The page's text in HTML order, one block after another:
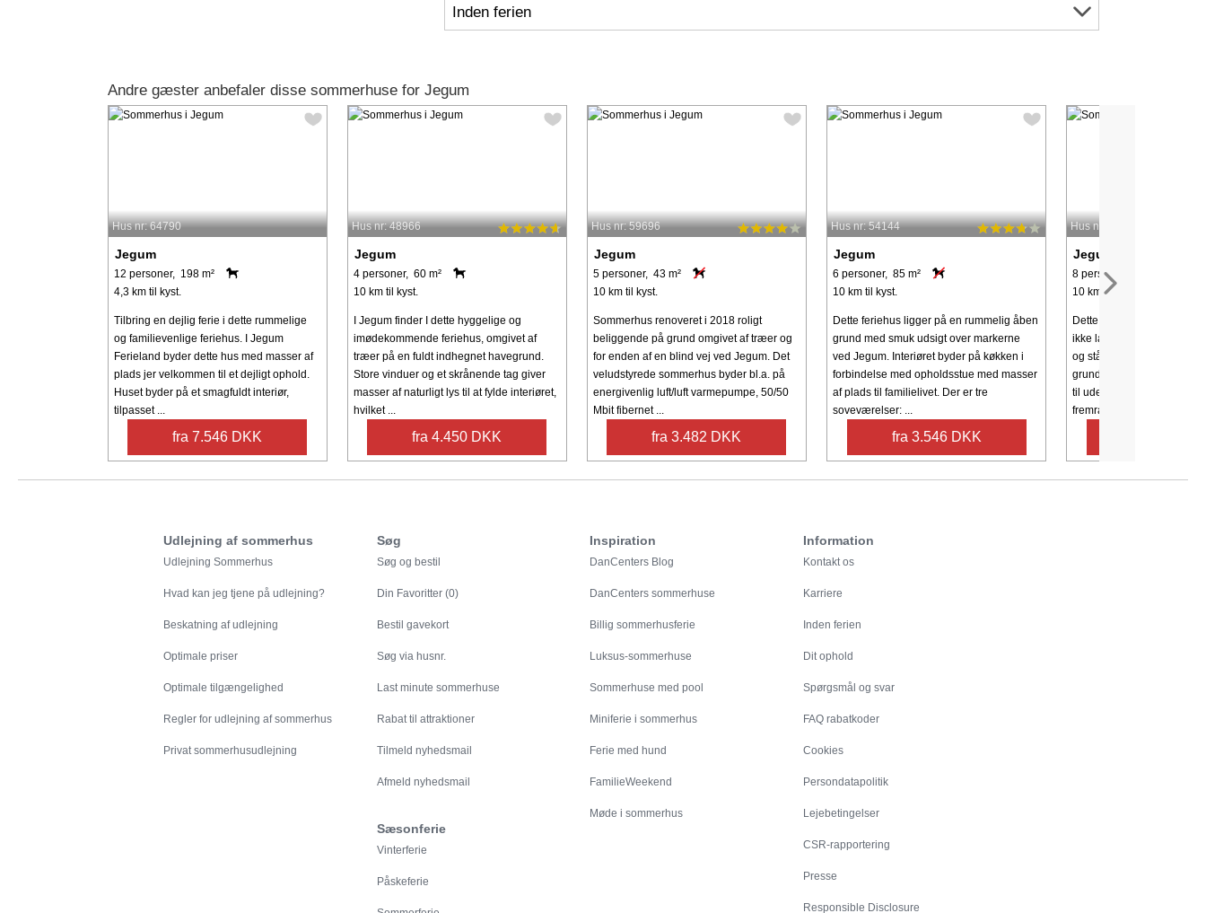
Inden ferien
Andre gæster anbefaler disse sommerhuse for Jegum
Hus nr: 64790
Jegum
12 personer, 198 m²
4,3 km til kyst.
Tilbring en dejlig ferie i dette rummelige
og familievenlige feriehus. I Jegum
Ferieland byder dette hus med masser af
plads jer velkommen til et dejligt ophold.
Huset byder på et smagfuldt interiør,
tilpasset ...
fra 7.546 DKK
Hus nr: 48966
Jegum
4 personer, 60 m²
10 km til kyst.
I Jegum finder I dette hyggelige og
imødekommende feriehus, omgivet af
træer på en fuldt indhegnet havegrund.
Store vinduer og et skrånende tag giver
masser af naturligt lys til at fylde interiøret,
hvilket ...
fra 4.450 DKK
Hus nr: 59696
Jegum
5 personer, 43 m²
10 km til kyst.
Sommerhus renoveret i 2018 roligt
beliggende på grund omgivet af træer og
for enden af en blind vej ved Jegum. Det
veludstyrede sommerhus byder bl.a. på
energivenlig luft/luft varmepumpe, 50/50
Mbit fibernet ...
fra 3.482 DKK
Hus nr: 54144
Jegum
6 personer, 85 m²
10 km til kyst.
Dette feriehus ligger på en rummelig åben
grund med smuk udsigt over markerne
ved Jegum. Interiøret byder på køkken i
forbindelse med opholdsstue med masser
af plads til familielivet. Der er tre
soveværelser: ...
fra 3.546 DKK
Hus nr: 43922
Jegum
8 personer, 116 m²
10 km til kyst.
Dette indbydende feriehus
ikke langt fra den smukke
og står på en rummelig
grund. Gæsterne vil finde
til udendørs aktiviteter samt
fremragende ...
Udlejning af sommerhus
Udlejning Sommerhus
Hvad kan jeg tjene på udlejning?
Beskatning af udlejning
Optimale priser
Optimale tilgængelighed
Regler for udlejning af sommerhus
Privat sommerhusudlejning
Søg
Søg og bestil
Din Favoritter (0)
Bestil gavekort
Søg via husnr.
Last minute sommerhuse
Rabat til attraktioner
Tilmeld nyhedsmail
Afmeld nyhedsmail
Sæsonferie
Vinterferie
Påskeferie
Inspiration
DanCenters Blog
DanCenters sommerhuse
Billig sommerhusferie
Luksus-sommerhuse
Sommerhuse med pool
Miniferie i sommerhus
Ferie med hund
FamilieWeekend
Møde i sommerhus
Information
Kontakt os
Karriere
Inden ferien
Dit ophold
Spørgsmål og svar
FAQ rabatkoder
Cookies
Persondatapolitik
Lejebetingelser
CSR-rapportering
Presse
Responsible Disclosure